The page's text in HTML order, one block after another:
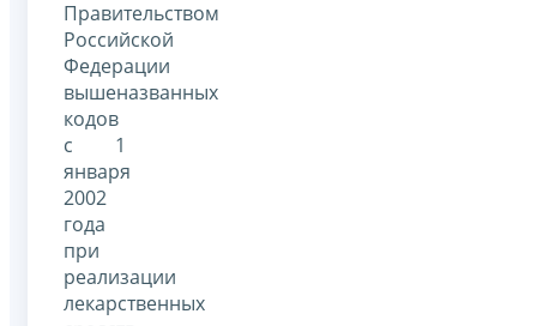
Правительством
Российской
Федерации
вышеназванных
кодов
с 1
января
2002
года
при
реализации
лекарственных